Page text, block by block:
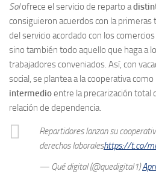
Solofrece el servicio de reparto a
consiguieron acuerdos con la
del servicio acordado con los
sino también todo aquello que haga a
trabajadores conveniados. Así, con
social, se plantea a la cooperativa como
intermedioentre la precarización total
relación de dependencia.
Repartidores lanzan su
derechos laboraleshttps://t.co/
— Qué digital (@quedigital1)